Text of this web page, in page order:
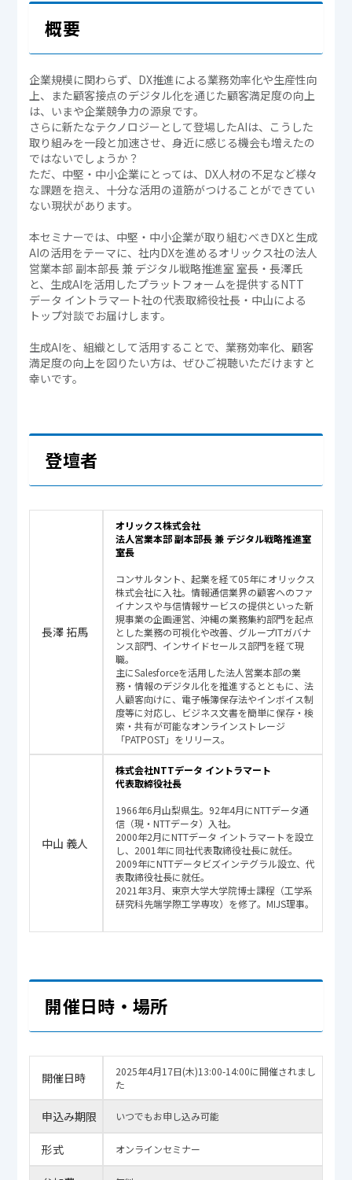
概要
企業規模に関わらず、DX推進による業務効率化や生産性向
上、また顧客接点のデジタル化を通じた顧客満足度の向上
は、いまや企業競争力の源泉です。
さらに新たなテクノロジーとして登場したAIは、こうした
取り組みを一段と加速させ、身近に感じる機会も増えたの
ではないでしょうか？
ただ、中堅・中小企業にとっては、DX人材の不足など様々
な課題を抱え、十分な活用の道筋がつけることができてい
ない現状があります。
本セミナーでは、中堅・中小企業が取り組むべきDXと生成
AIの活用をテーマに、社内DXを進めるオリックス社の法人
営業本部 副本部長 兼 デジタル戦略推進室 室長・長澤氏
と、生成AIを活用したプラットフォームを提供するNTT
データ イントラマート社の代表取締役社長・中山による
トップ対談でお届けします。
生成AIを、組織として活用することで、業務効率化、顧客
満足度の向上を図りたい方は、ぜひご視聴いただけますと
幸いです。
登壇者
長澤 拓馬
オリックス株式会社
法人営業本部 副本部長 兼 デジタル戦略推進室
室長
コンサルタント、起業を経て05年にオリックス
株式会社に入社。情報通信業界の顧客へのファ
イナンスや与信情報サービスの提供といった新
規事業の企画運営、沖縄の業務集約部門を起点
とした業務の可視化や改善、グループITガバナ
ンス部門、インサイドセールス部門を経て現
職。
主にSalesforceを活用した法人営業本部の業
務・情報のデジタル化を推進するとともに、法
人顧客向けに、電子帳簿保存法やインボイス制
度等に対応し、ビジネス文書を簡単に保存・検
索・共有が可能なオンラインストレージ
「PATPOST」をリリース。
中山 義人
株式会社NTTデータ イントラマート
代表取締役社長
1966年6月山梨県生。92年4月にNTTデータ通
信（現・NTTデータ）入社。
2000年2月にNTTデータ イントラマートを設立
し、2001年に同社代表取締役社長に就任。
2009年にNTTデータビズインテグラル設立、代
表取締役社長に就任。
2021年3月、東京大学大学院博士課程（工学系
研究科先端学際工学専攻）を修了。MIJS理事。
開催日時・場所
開催日時
2025年4月17日(木)13:00-14:00に開催されまし
た
申込み期限 いつでもお申し込み可能
形式 オンラインセミナー